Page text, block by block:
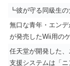
┗彼が守る同級生
無口な青年・エン
が発売したWii用の
任天堂が開発した
支援システムは「